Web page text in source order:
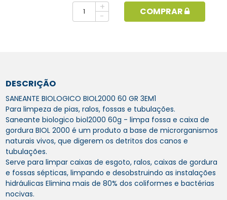
+
-
COMPRAR
DESCRIÇÃO
SANEANTE BIOLOGICO BIOL2000 60 GR 3EM1
Para limpeza de pias, ralos, fossas e tubulações.
Saneante biologico biol2000 60g - limpa fossa e caixa de
gordura BIOL 2000 é um produto a base de microrganismos
naturais vivos, que digerem os detritos dos canos e
tubulações.
Serve para limpar caixas de esgoto, ralos, caixas de gordura
e fossas sépticas, limpando e desobstruindo as instalações
hidráulicas Elimina mais de 80% dos coliformes e bactérias
nocivas.